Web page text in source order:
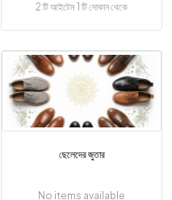
2 টি আইটেম 1 টি দোকান থেকে
ছেলেদের জুতার
No items available